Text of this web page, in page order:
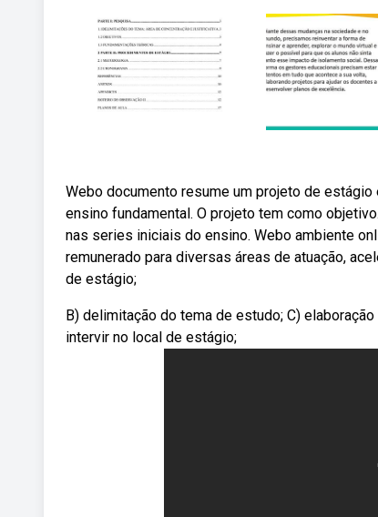
Webo documento resume um projeto de
ensino fundamental. O projeto tem como
nas series iniciais do ensino. Webo ambiente
remunerado para diversas áreas de atuação,
de estágio;
B) delimitação do tema de estudo; C)
intervir no local de estágio;